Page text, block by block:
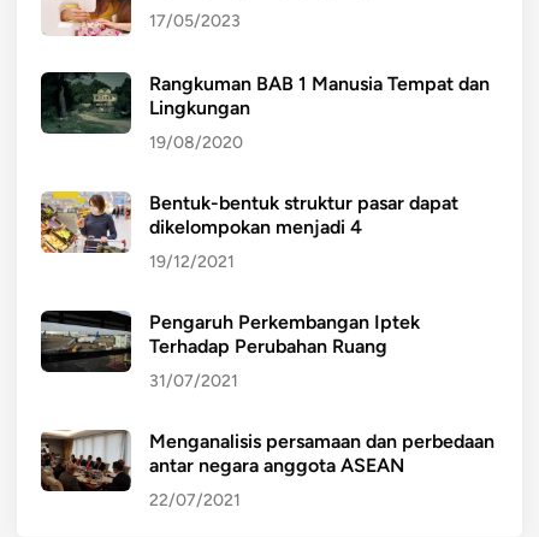
17/05/2023
Rangkuman BAB 1 Manusia Tempat dan
Lingkungan
19/08/2020
Bentuk-bentuk struktur pasar dapat
dikelompokan menjadi 4
19/12/2021
Pengaruh Perkembangan Iptek
Terhadap Perubahan Ruang
31/07/2021
Menganalisis persamaan dan perbedaan
antar negara anggota ASEAN
22/07/2021